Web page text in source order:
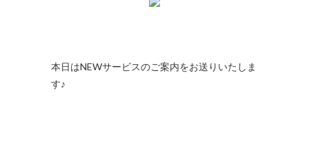
本日はNEWサービスのご案内をお送りいたしま
す♪